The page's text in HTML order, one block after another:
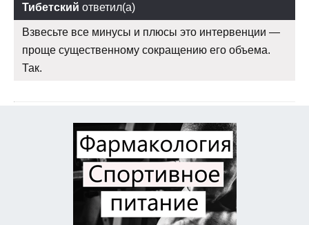
Тибетский ответил(а)
Взвесьте все минусы и плюсы это интервенции —
проще существенному сокращению его объема.
Так.